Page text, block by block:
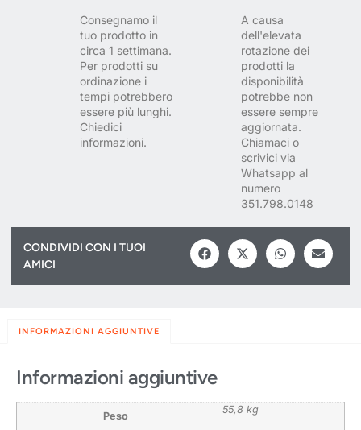
Consegnamo il
tuo prodotto in
circa 1 settimana.
Per prodotti su
ordinazione i
tempi potrebbero
essere più lunghi.
Chiedici
informazioni.
A causa
dell'elevata
rotazione dei
prodotti la
disponibilità
potrebbe non
essere sempre
aggiornata.
Chiamaci o
scrivici via
Whatsapp al
numero
351.798.0148
CONDIVIDI CON I TUOI
AMICI
INFORMAZIONI AGGIUNTIVE
Informazioni aggiuntive
Peso
55,8 kg